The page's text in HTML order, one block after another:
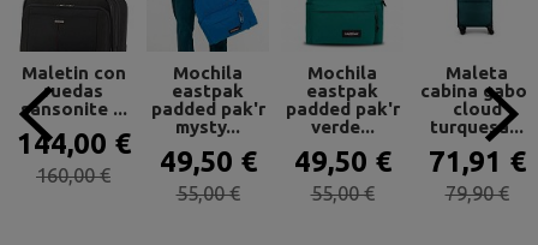
Maletin con
ruedas
sansonite ...
144,00 €
160,00 €
Mochila
eastpak
padded pak'r
mysty...
49,50 €
55,00 €
Mochila
eastpak
padded pak'r
verde...
49,50 €
55,00 €
Maleta
cabina gabol
cloud
turquesa...
71,91 €
79,90 €